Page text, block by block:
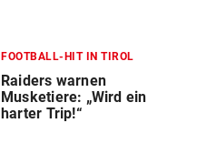
FOOTBALL-HIT IN TIROL
Raiders warnen
Musketiere: „Wird ein
harter Trip!“